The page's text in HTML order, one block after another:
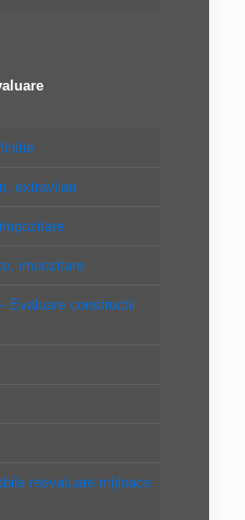
extravilan
impozitare
Evaluare constructii
reevaluare mijloace